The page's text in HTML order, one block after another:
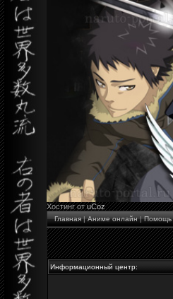
Хостинг отuCoz
Главная|Аниме онлайн|Помощь
Информационный центр: